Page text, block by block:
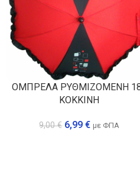
ΟΜΠΡΕΛΑ ΡΥΘΜΙΖΟΜΕΝΗ
ΚΟΚΚΙΝΗ
9,00€ 6,99€ με ΦΠΑ